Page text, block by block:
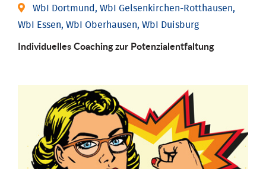
WbI Dortmund, WbI Gelsenkirchen-Rotthausen,
WbI Essen, WbI Oberhausen, WbI Duisburg
Individuelles Coaching zur Potenzialentfaltung